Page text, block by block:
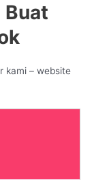
Buat
kami – website